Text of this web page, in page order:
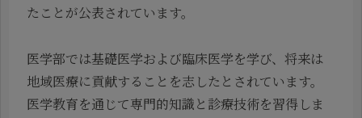
たことが公表されています。
医学部では基礎医学および臨床医学を学び、将来は
地域医療に貢献することを志したとされています。
医学教育を通じて専門的知識と診療技術を習得しま